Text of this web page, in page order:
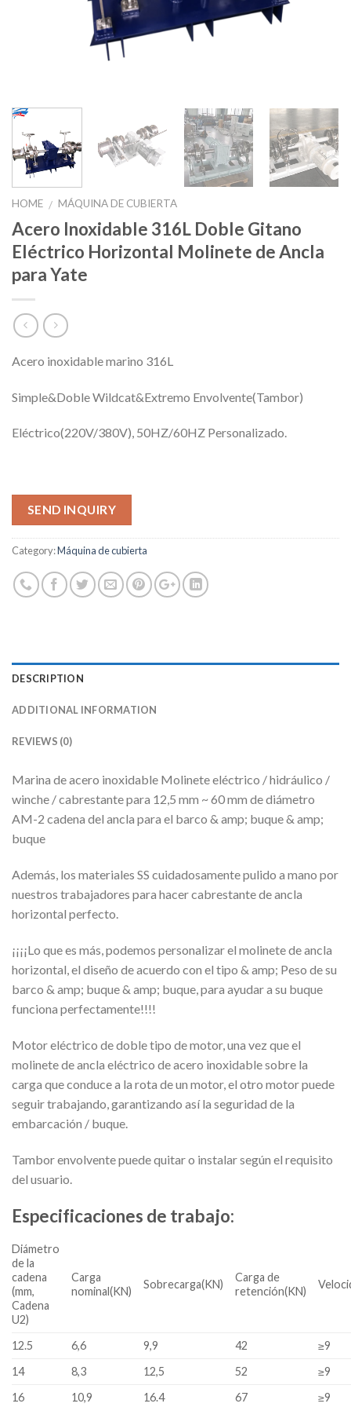
HOME / MÁQUINA DE CUBIERTA
Acero Inoxidable 316L Doble Gitano
Eléctrico Horizontal Molinete de Ancla
para Yate
Acero inoxidable marino 316L
Simple&Doble Wildcat&Extremo Envolvente(Tambor)
Eléctrico(220V/380V), 50HZ/60HZ Personalizado.
SEND INQUIRY
Category:Máquina de cubierta
DESCRIPTION
ADDITIONAL INFORMATION
REVIEWS (0)
Marina de acero inoxidable Molinete eléctrico / hidráulico /
winche / cabrestante para 12,5 mm ~ 60 mm de diámetro
AM-2 cadena del ancla para el barco & amp; buque & amp;
buque
Además, los materiales SS cuidadosamente pulido a mano por
nuestros trabajadores para hacer cabrestante de ancla
horizontal perfecto.
¡¡¡¡Lo que es más, podemos personalizar el molinete de ancla
horizontal, el diseño de acuerdo con el tipo & amp; Peso de su
barco & amp; buque & amp; buque, para ayudar a su buque
funciona perfectamente!!!!
Motor eléctrico de doble tipo de motor, una vez que el
molinete de ancla eléctrico de acero inoxidable sobre la
carga que conduce a la rota de un motor, el otro motor puede
seguir trabajando, garantizando así la seguridad de la
embarcación / buque.
Tambor envolvente puede quitar o instalar según el requisito
del usuario.
Especificaciones de trabajo:
Diámetro
de la
cadena
(mm,
Cadena
U2)
Carga
nominal(KN)
Sobrecarga(KN)
Carga de
retención(KN)
12.5 6,6 9,9 42
≥9
14
8,3 12,5 52
≥9
16
10,9 16.4 67 ≥9